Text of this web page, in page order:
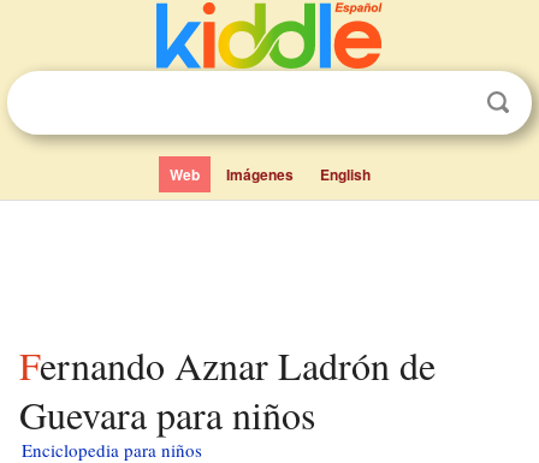
Web Imágenes English
Fernando Aznar Ladrón de
Guevara para niños
Enciclopedia para niños